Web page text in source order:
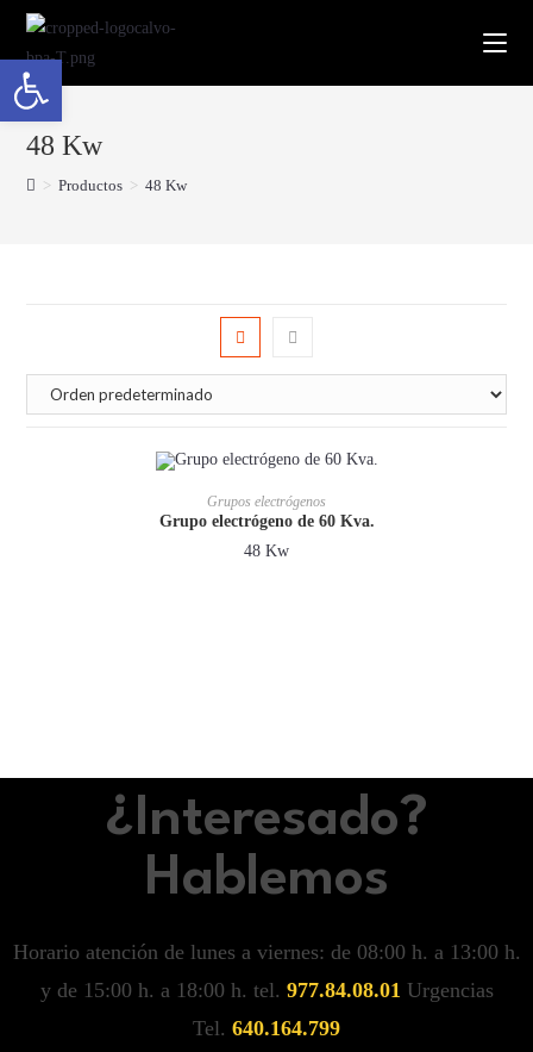
48 Kw
> Productos > 48 Kw
48 Kw
Grupos electrógenos
Grupo electrógeno de 60 Kva.
¿Interesado?
Hablemos
Horario atención de lunes a viernes: de 08:00 h. a 13:00 h.
y de 15:00 h. a 18:00 h. tel. 977.84.08.01 Urgencias
Tel. 640.164.799
Abrir barra de herramientas